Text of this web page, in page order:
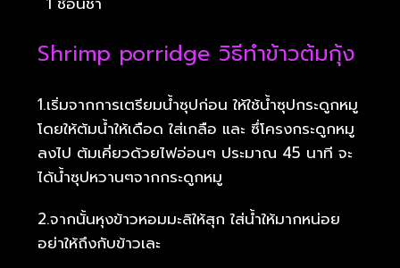
Shrimp porridge วิธีทำข้าวต้มกุ้ง
1.เริ่มจากการเตรียมน้ำซุปก่อน ให้ใช้น้ำซุปกระดูกหมู
โดยให้ต้มน้ำให้เดือด ใส่เกลือ และ ซึ่โครงกระดูกหมู
ลงไป ต้มเคี่ยวด้วยไฟอ่อนๆ ประมาณ 45 นาที จะ
ได้น้ำซุปหวานๆจากกระดูกหมู
2.จากนั้นหุงข้าวหอมมะลิให้สุก ใส่น้ำให้มากหน่อย
อย่าให้ถึงกับข้าวเละ